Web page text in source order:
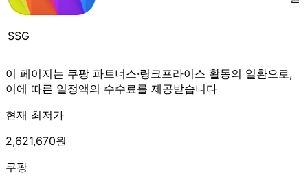
SSG
이 페이지는 쿠팡 파트너스·링크프라이스 활동의 일환으로,
이에 따른 일정액의 수수료를 제공받습니다
현재 최저가
2,621,670원
쿠팡